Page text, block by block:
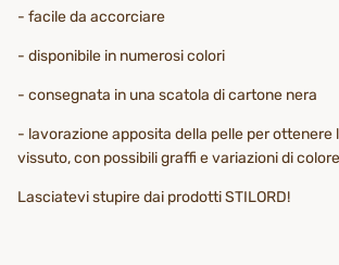
- facile da accorciare
- disponibile in numerosi colori
- consegnata in una scatola di cartone nera
- lavorazione apposita della pelle per ottenere
vissuto, con possibili graffi e variazioni di colore
Lasciatevi stupire dai prodotti STILORD!